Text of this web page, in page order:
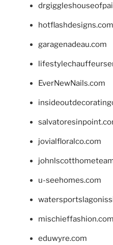
hotflashdesigns.com
garagenadeau.com
EverNewNails.com
jovialfloralco.com
u-seehomes.com
mischieffashion.com
eduwyre.com